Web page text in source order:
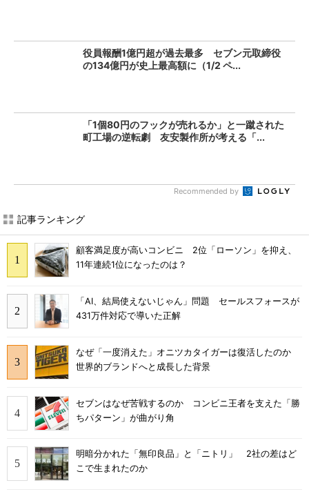
役員報酬1億円超が過去最多 セブン元取締役
の134億円が史上最高額に（1/2 ペ...
「1個80円のフックが売れるか」と一蹴された
町工場の逆転劇 友安製作所が考える「...
Recommended by
記事ランキング
顧客満足度が高いコンビニ 2位「ローソン」を抑え、
11年連続1位になったのは？
「AI、結局使えないじゃん」問題 セールスフォースが
431万件対応で導いた正解
なぜ「一度消えた」オニツカタイガーは復活したのか
世界的ブランドへと成長した背景
セブンはなぜ苦戦するのか コンビニ王者を支えた「勝
ちパターン」が曲がり角
明暗分かれた「無印良品」と「ニトリ」 2社の差はど
こで生まれたのか